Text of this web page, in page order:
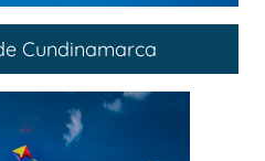
Cundinamarca